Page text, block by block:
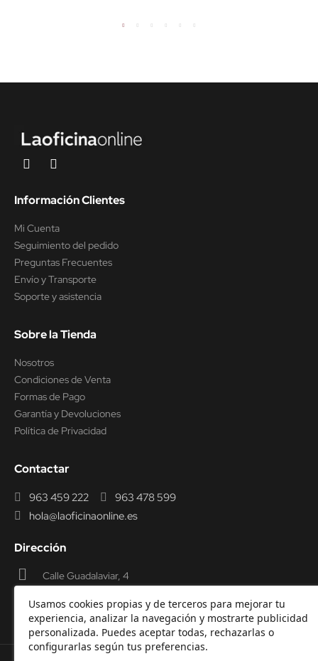
Usamos cookies propias y de terceros para mejorar tu
experiencia, analizar la navegación y mostrarte publicidad
personalizada. Puedes aceptar todas, rechazarlas o
configurarlas según tus preferencias.
Información Clientes
Mi Cuenta
Seguimiento del pedido
Preguntas Frecuentes
Envío y Transporte
Soporte y asistencia
Sobre la Tienda
Nosotros
Condiciones de Venta
Formas de Pago
Garantía y Devoluciones
Política de Privacidad
Contactar
963 459 222
963 478 599
hola@laoficinaonline.es
Dirección
Calle Guadalaviar, 4